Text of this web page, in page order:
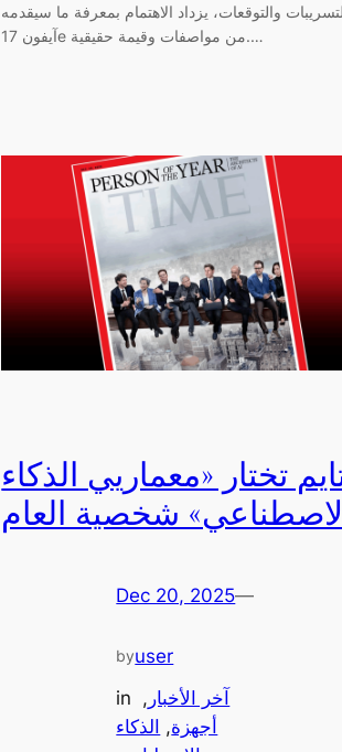
والتوقعات، يزداد الاهتمام بمعرفة ما سيقدمه
آيفون 17e من مواصفات وقيمة حقيقية.…
تختار «معماريي الذكاء
شخصية العام
Dec 20, 2025—
byuser
in
آخر الأخبار ,
أجهزة, الذكاء